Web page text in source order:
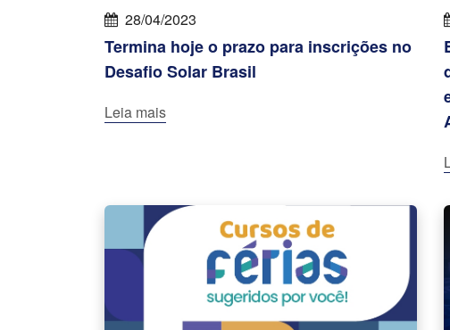
28/04/2023
Termina hoje o prazo para inscrições no
Desafio Solar Brasil
Leia mais